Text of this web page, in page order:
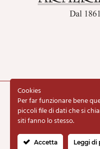
Cookies
Per far funzionare bene
piccoli file di dati che si
siti fanno lo stesso.
Accetta Leggi di